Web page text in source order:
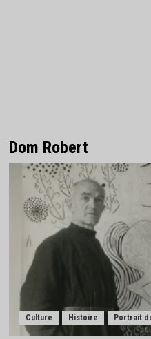
Dom Robert
Culture Histoire Portrait